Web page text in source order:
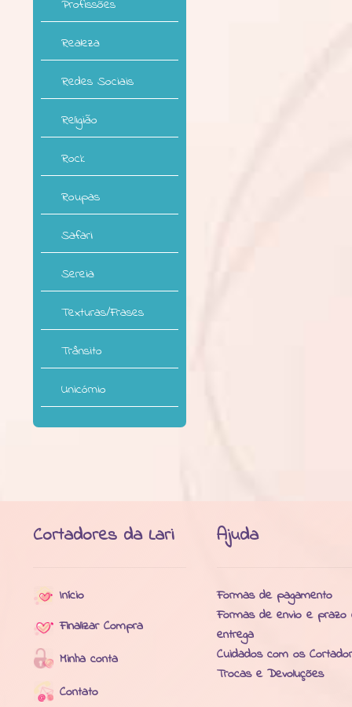
Profissões
Realeza
Redes Sociais
Religião
Rock
Roupas
Safari
Sereia
Texturas/Frases
Trânsito
Unicórnio
Cortadores da Lari
Início
Finalizar Compra
Minha conta
Contato
Ajuda
Formas de pagamento
Formas de envio e prazo
entrega
Cuidados com os
Trocas e Devoluções